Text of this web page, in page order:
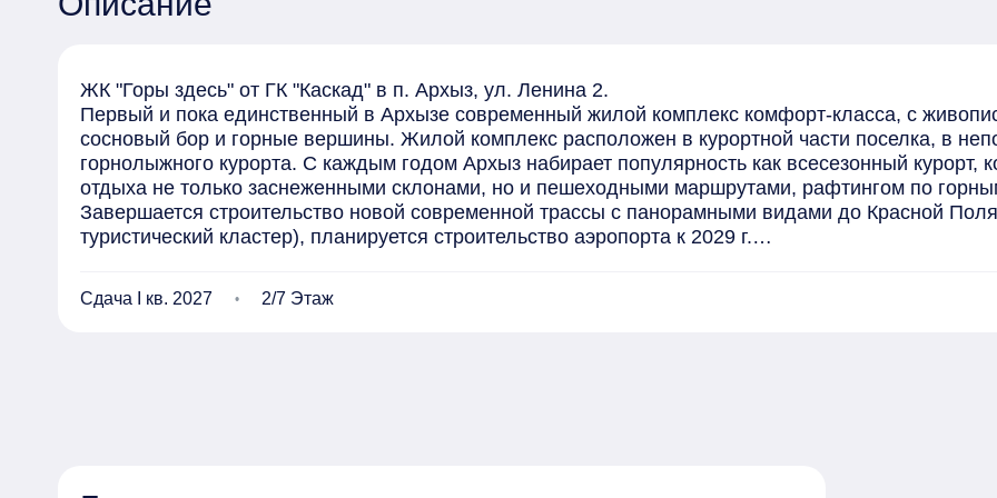
ЖК "Горы здесь" от ГК "Каскад" в п. Архыз, ул. Ленина 2.
Первый и пока единственный в Архызе современный жилой комплекс комфорт-класса, с
сосновый бор и горные вершины. Жилой комплекс расположен в курортной части поселка, в
горнолыжного курорта. С каждым годом Архыз набирает популярность как всесезонный курорт,
отдыха не только заснеженными склонами, но и пешеходными маршрутами, рафтингом по
Завершается строительство новой современной трассы с панорамными видами до Красной
туристический кластер), планируется строительство аэропорта к 2029 г.
Этажность: 7-8 этажей.
В первой очереди строительства 3, 4, 6 корпуса
Сдача I кв. 2027 2/7 Этаж